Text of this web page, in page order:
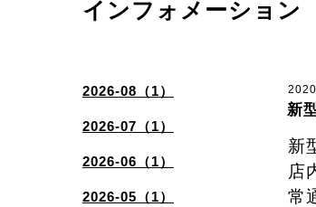
2026-08（1）
2026-07（1）
2026-06（1）
2026-05（1）
インフォメーション
新
新
店
常